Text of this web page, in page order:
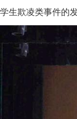
学生欺凌类事件的